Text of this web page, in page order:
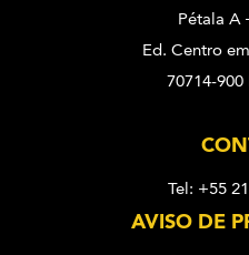
Pétala A
Ed. Centro
70714-900
Tel: +55
AVISO DE